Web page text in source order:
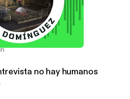
en realidad mixta
contra el expolio
no hay humanos